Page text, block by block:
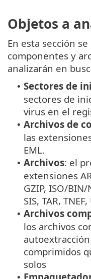
Objetos a
En esta sección
componentes y
analizarán en
• Sectores de
sectores de
virus en el
• Archivos de
las
EML.
• Archivos: el
extensiones
GZIP, ISO/BIN/
SIS, TAR,
• Archivos
los archivos
autoextracción
comprimidos
solos